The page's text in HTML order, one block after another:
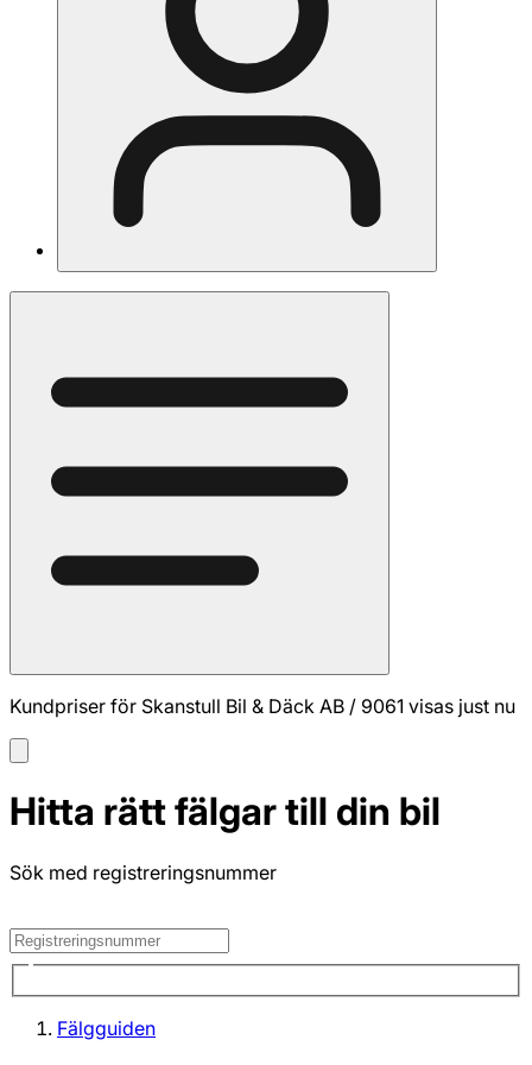
Kundpriser för Skanstull Bil & Däck AB / 9061 visas just nu
Hitta rätt fälgar till din bil
Sök med registreringsnummer
Fälgguiden